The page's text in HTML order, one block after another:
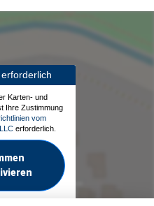
Karten- und
Ihre Zustimmung
vom
erforderlich.